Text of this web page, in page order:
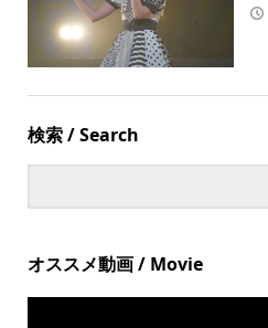
検索 / Search
オススメ動画 / Movie